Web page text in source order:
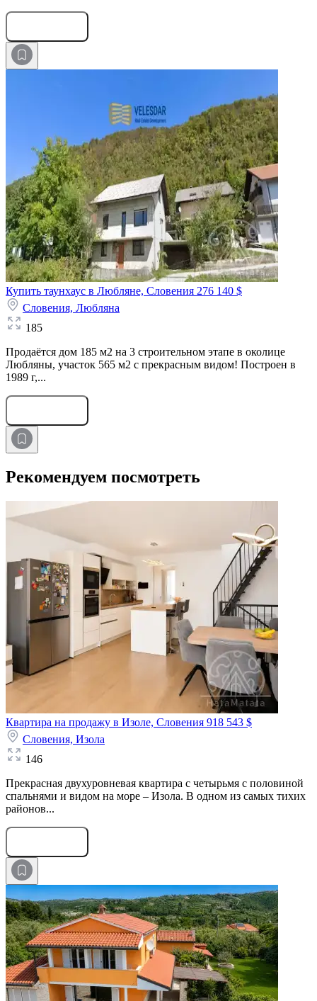
Купить таунхаус в Любляне, Словения 276 140 $
Словения, Любляна
185
Продаётся дом 185 м2 на 3 строительном этапе в околице
Любляны, участок 565 м2 с прекрасным видом! Построен в
1989 г,...
Рекомендуем посмотреть
Квартира на продажу в Изоле, Словения 918 543 $
Словения, Изола
146
Прекрасная двухуровневая квартира с четырьмя с половиной
спальнями и видом на море – Изола. В одном из самых тихих
районов...